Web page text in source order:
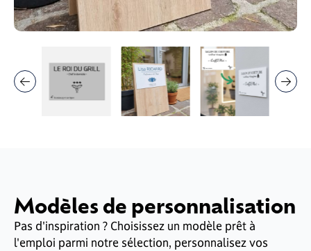
Modèles de personnalisation
Pas d'inspiration ? Choisissez un modèle prêt à
l'emploi parmi notre sélection, personnalisez vos